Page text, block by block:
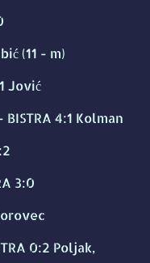
(11 - m)
Jović
BISTRA 4:1 Kolman
3:0
0:2 Poljak,